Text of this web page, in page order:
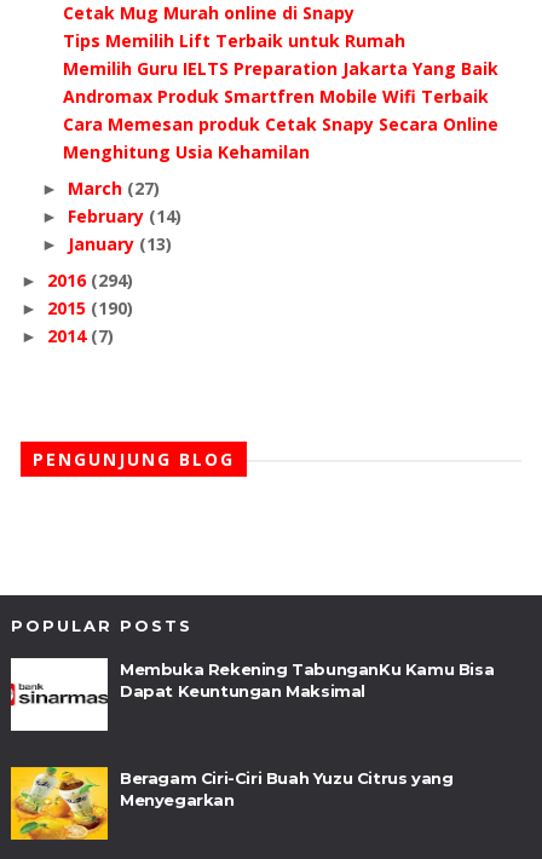
Cetak Mug Murah online di Snapy
Tips Memilih Lift Terbaik untuk Rumah
Memilih Guru IELTS Preparation Jakarta Yang Baik
Andromax Produk Smartfren Mobile Wifi Terbaik
Cara Memesan produk Cetak Snapy Secara Online
Menghitung Usia Kehamilan
► March (27)
► February (14)
► January (13)
► 2016 (294)
► 2015 (190)
► 2014 (7)
PENGUNJUNG BLOG
POPULAR POSTS
Membuka Rekening TabunganKu Kamu Bisa
Dapat Keuntungan Maksimal
Beragam Ciri-Ciri Buah Yuzu Citrus yang
Menyegarkan